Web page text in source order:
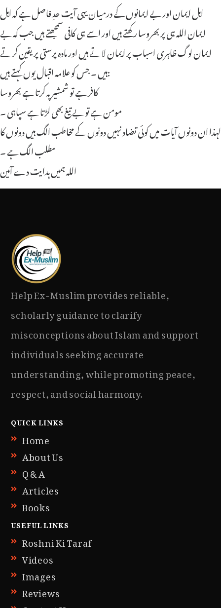
اہل ایمان اور بے ایمانوں کے درمیان یہی آیت حدِ فاصل ہے کہ اہل
ایمان اللہ ہی پر بھروسا رکھتے ہیں اور اسے ہی کافی سمجھتے ہیں جب کہ بے
ایمان لوگ ظاہری اسباب پر ایمان لاتے ہیں اور مادہ پرستی پر یقین کرتے
ہیں ۔ جس کو علامہ اقبال یوں کہتے ہیں:
کافر ہے تو شمشیر پہ کرتا ہے بھروسا
مومن ہے تو بے تیغ بھی لڑتا ہے سپاہی ۔
لہذا ان دونوں آیات میں کوئی تضاد نہیں دونوں کے مخاطب الگ ہیں دونوں کا
مطلب الگ ہے ۔
اللہ ہمیں ہدایت دے آمین
Help Ex-Muslim provides reliable,
scholarly guidance to clarify
misconceptions about Islam and support
individuals seeking accurate
understanding, while promoting peace,
respect, and social harmony.
QUICK LINKS
Home
About Us
Q & A
Articles
Books
USEFUL LINKS
Roshni Ki Taraf
Videos
Images
Reviews